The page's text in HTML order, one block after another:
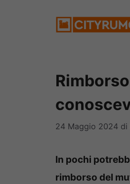
24 Maggio 2024 di
In pochi
rimborso del